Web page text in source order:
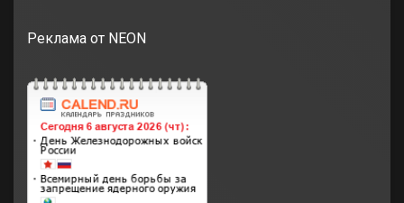
Реклама от NEON